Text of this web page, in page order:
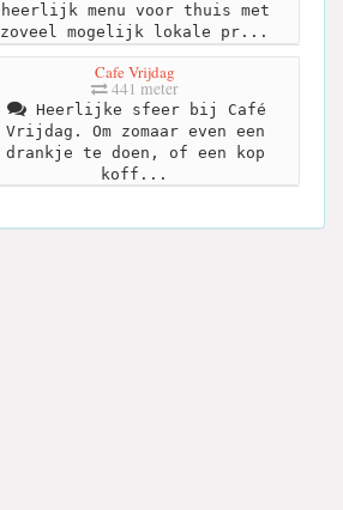
heerlijk menu voor thuis met
zoveel mogelijk lokale pr...
Cafe Vrijdag
441 meter
Heerlijke sfeer bij Café
Vrijdag. Om zomaar even een
drankje te doen, of een kop
koff...